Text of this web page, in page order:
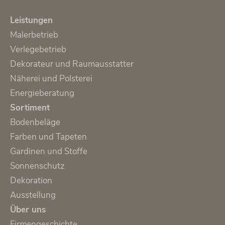
Leistungen
Malerbetrieb
Verlegebetrieb
Dekorateur und Raumausstatter
Näherei und Polsterei
Energieberatung
Sortiment
Bodenbeläge
Farben und Tapeten
Gardinen und Stoffe
Sonnenschutz
Dekoration
Ausstellung
Über uns